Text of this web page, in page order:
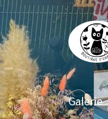
Aller
à
la
navigation
Aller
au
contenu
Galerie